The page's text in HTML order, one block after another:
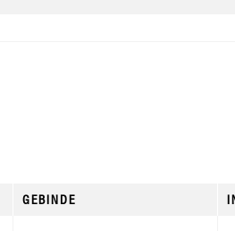
GEBINDE